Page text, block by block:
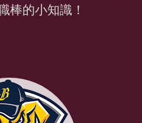
棒的小知識！